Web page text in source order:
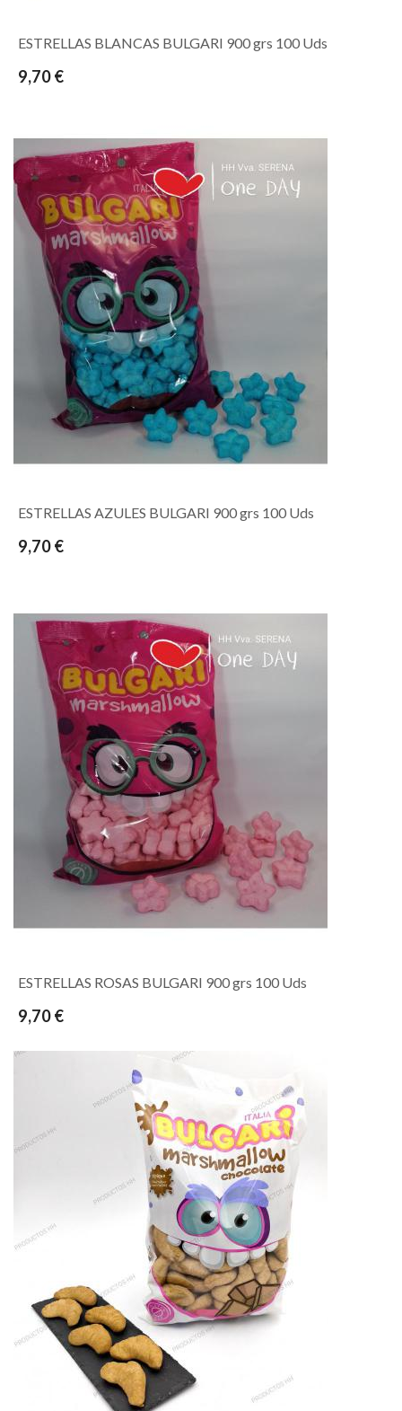
ESTRELLAS BLANCAS BULGARI 900 grs 100 Uds
9,70 €
ESTRELLAS AZULES BULGARI 900 grs 100 Uds
9,70 €
ESTRELLAS ROSAS BULGARI 900 grs 100 Uds
9,70 €